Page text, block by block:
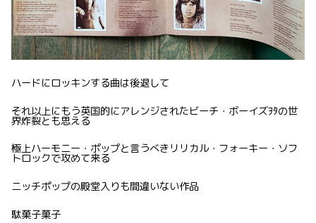
ハードにロッキンする曲は後退して
それ以上にもう英国的にアレンジされたビーチ・ボーイズｦﾀの世
界炸裂とも思える
極上ハーモニー・ポップと言うべきリリカル・フォーキー・ソフ
トロックで攻めて来る
ニッチポップの殿堂入りも間違いない作品
駄菓子菓子